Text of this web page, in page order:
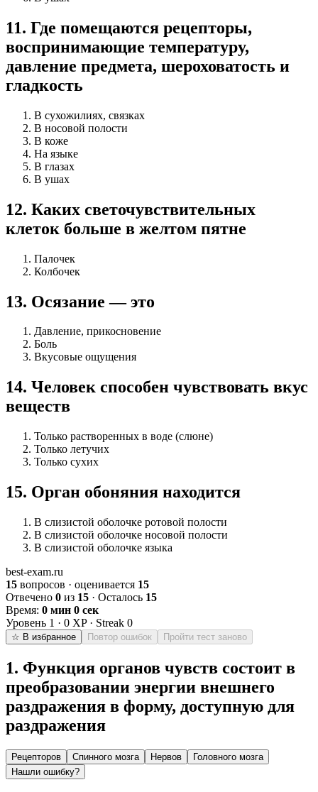
11. Где помещаются рецепторы,
воспринимающие тем­пературу,
давление предмета, шероховатость и
глад­кость
В сухожилиях, связках
В носовой полости
В коже
На языке
В глазах
В ушах
12. Каких светочувствительных
клеток больше в жел­том пятне
Палочек
Колбочек
13. Осязание — это
Давление, прикосновение
Боль
Вкусовые ощущения
14. Человек способен чувствовать вкус
веществ
Только растворенных в воде (слюне)
Только летучих
Только сухих
15. Орган обоняния находится
В слизистой оболочке ротовой полости
В слизистой оболочке носовой полости
В слизистой оболочке языка
best-exam.ru
15 вопросов · оценивается 15
Отвечено 0 из 15 · Осталось 15
Время: 0 мин 0 сек
Уровень 1 · 0 XP · Streak 0
☆ В избранное Повтор ошибок Пройти тест заново
1. Функция органов чувств состоит в
преобразовании энергии внешнего
раздражения в форму, доступную для
раздражения
Рецепторов Спинного мозга Нервов
Головного мозга
Нашли ошибку?